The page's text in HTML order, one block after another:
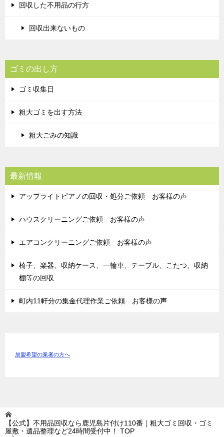
回収した不用品の行方
回収出来ないもの
ゴミの出し方
ゴミ収集日
粗大ゴミを出す方法
粗大ごみの知識
最新情報
アップライトピアノの回収・処分ご依頼 お客様の声
ハウスクリーニングご依頼 お客様の声
エアコンクリーニングご依頼 お客様の声
椅子、楽器、収納ケース、一輪車、テーブル、こたつ、収納
棚等の回収
町内11軒分の集金代理作業ご依頼 お客様の声
加盟希望の業者の方へ
【公式】不用品回収なら鹿児島片付け110番｜粗大ゴミ回収・ゴミ
屋敷・遺品整理など24時間受付中！
TOP